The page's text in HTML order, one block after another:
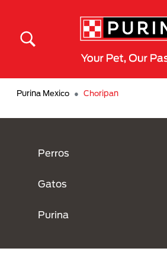
Purina Mexico Choripan
Perros
Gatos
Purina